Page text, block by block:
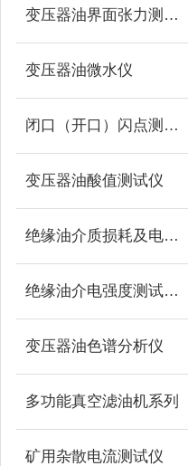
变压器油界面张力测试仪
变压器油微水仪
闭口（开口）闪点测定仪
变压器油酸值测试仪
绝缘油介质损耗及电阻率测试仪
绝缘油介电强度测试仪系列
变压器油色谱分析仪
多功能真空滤油机系列
矿用杂散电流测试仪